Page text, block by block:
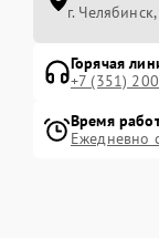
г.
Горячая
+7 (351)
Время
Ежедневно